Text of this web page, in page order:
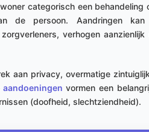
categorisch een
persoon. Aandringen kan
verhogen
aan privacy, overmatige
vormen een
(doofheid, slechtziendheid).